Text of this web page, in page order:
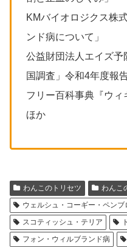
KMバイオロジクス株
ンド病について」
公益財団法人エイズ予
国調査」令和4年度報
フリー百科事典『ウィ
ほか
わんこのトリセツ
わんこ
ウェルシュ・コーギー・ペンブ
スコティッシュ・テリア
フォン・ウィルブランド病